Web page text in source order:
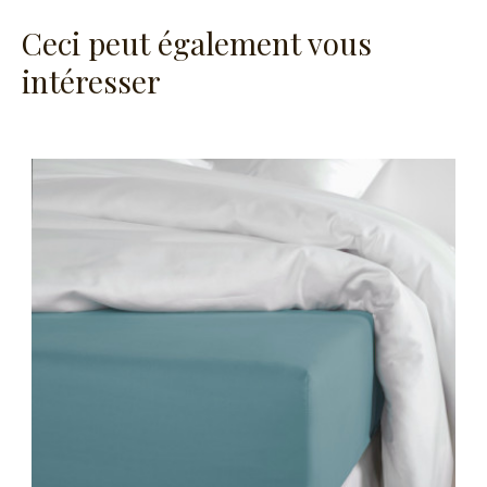
Ceci peut également vous
intéresser